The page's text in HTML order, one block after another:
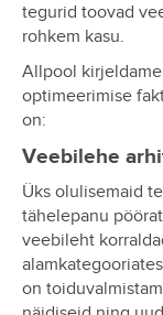
tegurid toovad
rohkem kasu.
Allpool
optimeerimise
on:
Veebilehe
Üks olulisemaid
tähelepanu
veebileht
on